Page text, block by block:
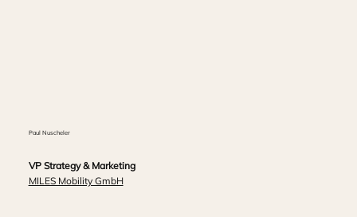
Paul Nuscheler
VP Strategy & Marketing
MILES Mobility GmbH